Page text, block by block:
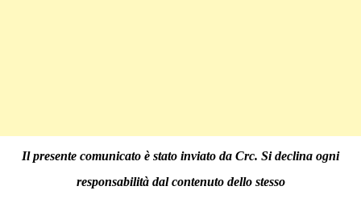
Il presente comunicato è stato inviato da Crc. Si declina ogni
responsabilità dal contenuto dello stesso